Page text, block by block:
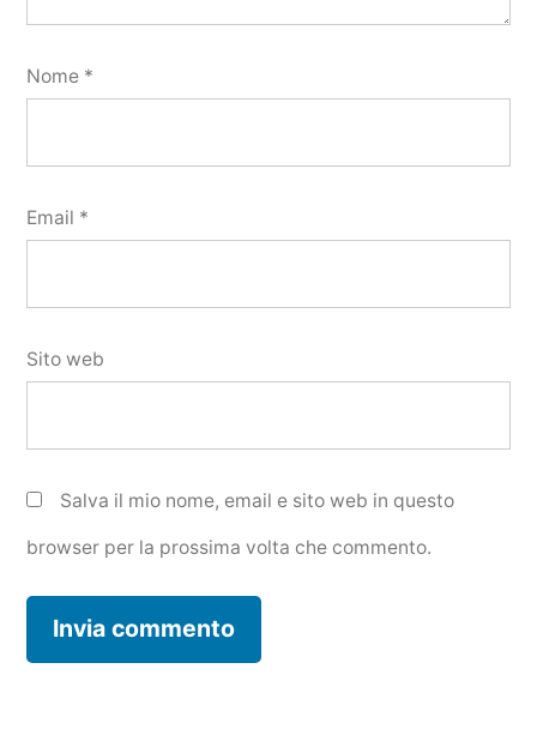
Nome *
Email *
Sito web
Salva il mio nome, email e sito web in questo
browser per la prossima volta che commento.